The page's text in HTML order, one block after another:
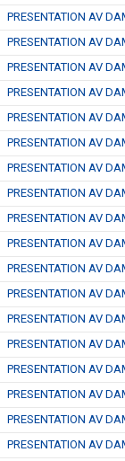
PRESENTATION AV
PRESENTATION AV
PRESENTATION AV
PRESENTATION AV
PRESENTATION AV
PRESENTATION AV
PRESENTATION AV
PRESENTATION AV
PRESENTATION AV
PRESENTATION AV
PRESENTATION AV
PRESENTATION AV
PRESENTATION AV
PRESENTATION AV
PRESENTATION AV
PRESENTATION AV
PRESENTATION AV
PRESENTATION AV